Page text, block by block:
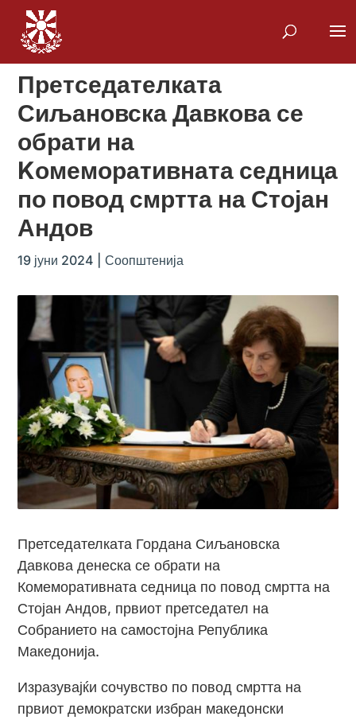
Претседателката
Сиљановска Давкова се
обрати на
Kомеморативната седница
по повод смртта на Стојан
Андов
19 јуни 2024 |Соопштенија
Претседателката Гордана Сиљановска
Давкова денеска се обрати на
Комеморативната седница по повод смртта на
Стојан Андов, првиот претседател на
Собранието на самостојна Република
Македонија.
Изразувајќи сочувство по повод смртта на
првиот демократски избран македонски